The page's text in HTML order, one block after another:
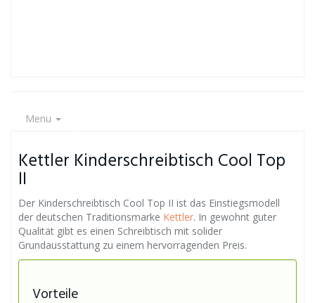
Menu
Kettler Kinderschreibtisch Cool Top
II
Der Kinderschreibtisch Cool Top II ist das Einstiegsmodell
der deutschen Traditionsmarke Kettler. In gewohnt guter
Qualität gibt es einen Schreibtisch mit solider
Grundausstattung zu einem hervorragenden Preis.
Vorteile